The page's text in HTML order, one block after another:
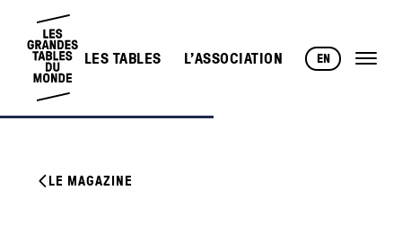
LES TABLES L’ASSOCIATION EN
LE MAGAZINE